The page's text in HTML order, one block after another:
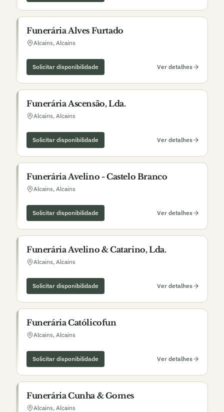
Funerária Alves Furtado
Alcains, Alcains
Solicitar disponibilidade Ver detalhes
Funerária Ascensão, Lda.
Alcains, Alcains
Solicitar disponibilidade Ver detalhes
Funerária Avelino - Castelo Branco
Alcains, Alcains
Solicitar disponibilidade Ver detalhes
Funerária Avelino & Catarino, Lda.
Alcains, Alcains
Solicitar disponibilidade Ver detalhes
Funerária Católicofun
Alcains, Alcains
Solicitar disponibilidade Ver detalhes
Funerária Cunha & Gomes
Alcains, Alcains